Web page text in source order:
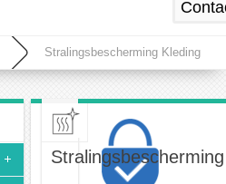
Stralingsbescherming Kleding
Stralingsbescherming